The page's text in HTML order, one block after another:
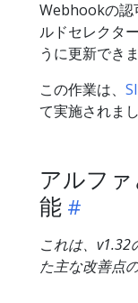
Webhookの認
ルドセレクタ
うに更新できま
この作業は、
て実施されまし
アルフ
能
これは、
た主な改善点